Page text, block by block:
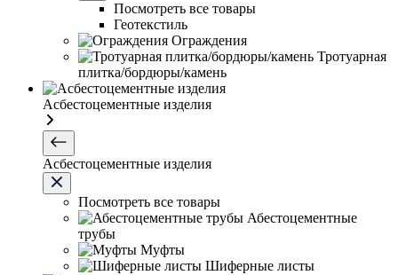
Посмотреть все товары
Геотекстиль
Ограждения
Тротуарная
плитка/бордюры/камень
Асбестоцементные изделия
Асбестоцементные изделия
Посмотреть все товары
Абестоцементные
трубы
Муфты
Шиферные листы